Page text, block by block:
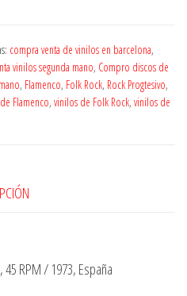
compra venta de vinilos en barcelona,
vinilos segunda mano, Compro discos de
, Flamenco, Folk Rock, Rock Progtesivo,
Flamenco, vinilos de Folk Rock, vinilos de
45 RPM / 1973, España